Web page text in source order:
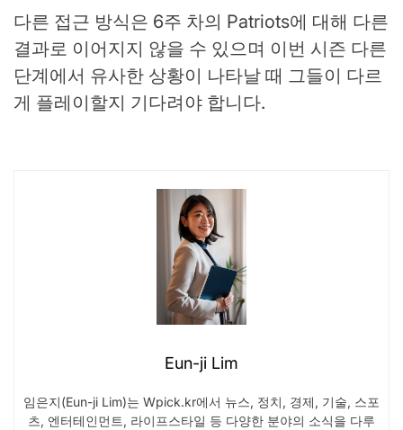
다른 접근 방식은 6주 차의 Patriots에 대해 다른
결과로 이어지지 않을 수 있으며 이번 시즌 다른
단계에서 유사한 상황이 나타날 때 그들이 다르
게 플레이할지 기다려야 합니다.
Eun-ji Lim
임은지(Eun-ji Lim)는 Wpick.kr에서 뉴스, 정치, 경제, 기술, 스포
츠, 엔터테인먼트, 라이프스타일 등 다양한 분야의 소식을 다루